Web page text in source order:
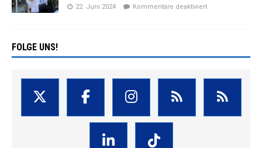
22. Juni 2024 Kommentare deaktiviert
FOLGE UNS!